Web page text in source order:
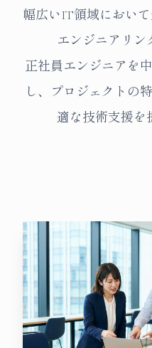
幅広いIT領域におい
エンジニアリン
正社員エンジニアを
し、プロジェクトの
適な技術支援を